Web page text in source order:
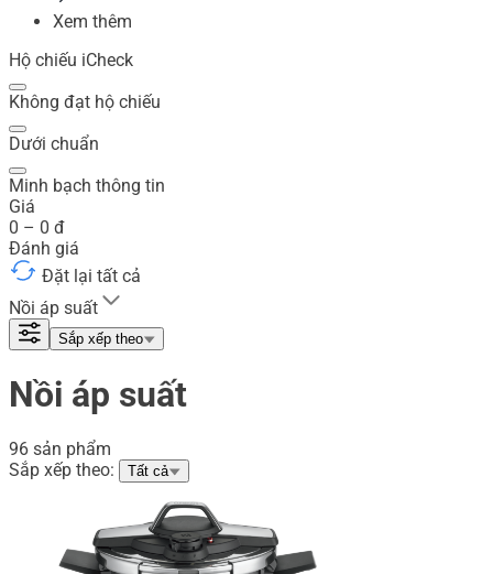
Xem thêm
Hộ chiếu iCheck
Không đạt hộ chiếu
Dưới chuẩn
Minh bạch thông tin
Giá
0 – 0 đ
Đánh giá
Đặt lại tất cả
Nồi áp suất
Sắp xếp theo
Nồi áp suất
96 sản phẩm
Sắp xếp theo:
Tất cả